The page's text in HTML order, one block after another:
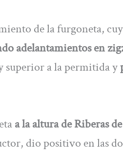
de la furgoneta,
adelantamientos en
superior a la permitida y
a la altura de Riberas
dio positivo en las